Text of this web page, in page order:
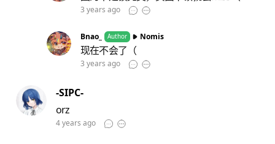
3 years ago
Bnao_ Author Nomis
现在不会了（
3 years ago
-SIPC-
orz
4 years ago